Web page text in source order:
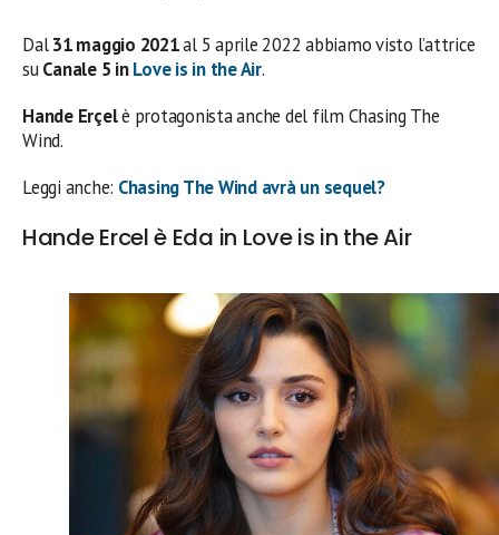
Dal31 maggio 2021al 5 aprile 2022 abbiamo visto l’attrice
suCanale 5 inLove is in the Air.
Hande Erçelè protagonista anche del film Chasing The
Wind.
Leggi anche: Chasing The Wind avrà un sequel?
Hande Ercel è Eda in Love is in the Air